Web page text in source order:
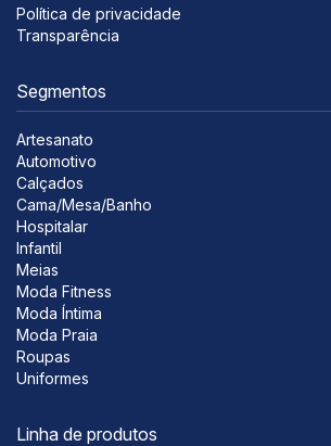
Política de privacidade
Transparência
Segmentos
Artesanato
Automotivo
Calçados
Cama/Mesa/Banho
Hospitalar
Infantil
Meias
Moda Fitness
Moda Íntima
Moda Praia
Roupas
Uniformes
Linha de produtos